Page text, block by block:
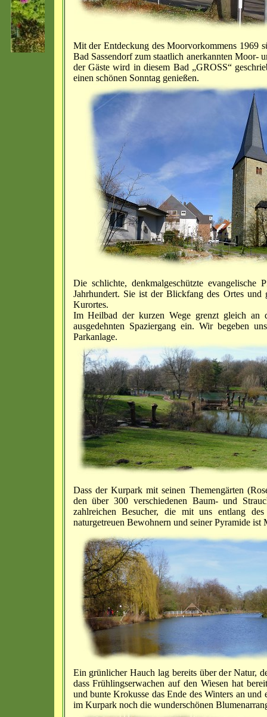
Mit der Entdeckung des Moorvorkommens 1969
Bad Sassendorf zum staatlich anerkannten
der Gäste wird in diesem Bad „GROSS“
einen schönen Sonntag genießen.
Die schlichte, denkmalgeschützte
Jahrhundert. Sie ist der Blickfang des Ortes und
Kurortes.
Im Heilbad der kurzen Wege grenzt gleich
ausgedehnten Spaziergang ein. Wir begeben
Parkanlage.
Dass der Kurpark mit seinen Themengärten
den über 300 verschiedenen Baum- und
zahlreichen Besucher, die mit uns entlang
naturgetreuen Bewohnern und seiner Pyramide ist
Ein grünlicher Hauch lag bereits über der Natur,
dass Frühlingserwachen auf den Wiesen hat
und bunte Krokusse das Ende des Winters an
im Kurpark noch die wunderschönen